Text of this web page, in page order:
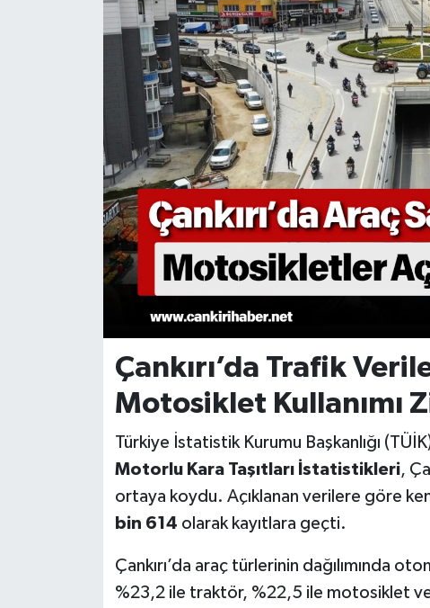
Çankırı’da Trafik
Motosiklet Kullanımı
Türkiye İstatistik Kurumu Başkanlığı
Motorlu Kara Taşıtları İstatistikleri,
ortaya koydu. Açıklanan verilere göre
bin 614 olarak kayıtlara geçti.
Çankırı’da araç türlerinin dağılımında
%23,2 ile traktör, %22,5 ile motosiklet
KÜLTÜR SANAT
SİYASET
TEKNOLOJİ